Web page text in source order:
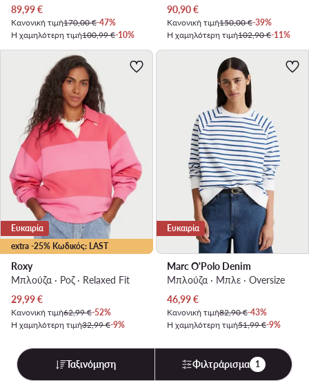
Τρέχουσα τιμή
89,99€
Κανονική τιμή170,00 €-47%
Η χαμηλότερη τιμή100,99 €-10%
Τρέχουσα τιμή
90,90€
Κανονική τιμή150,00 €-39%
Η χαμηλότερη τιμή102,90 €-11%
extra -25% Κωδικός: LAST
Ευκαιρία
Roxy
Μπλούζα · Ροζ · Relaxed Fit
Τρέχουσα τιμή
29,99€
Κανονική τιμή62,99 €-52%
Η χαμηλότερη τιμή32,99 €-9%
Ευκαιρία
Marc O'Polo Denim
Μπλούζα · Μπλε · Oversize
Τρέχουσα τιμή
46,99€
Κανονική τιμή82,90 €-43%
Η χαμηλότερη τιμή51,99 €-9%
Ταξινόμηση Φιλτράρισμα 1